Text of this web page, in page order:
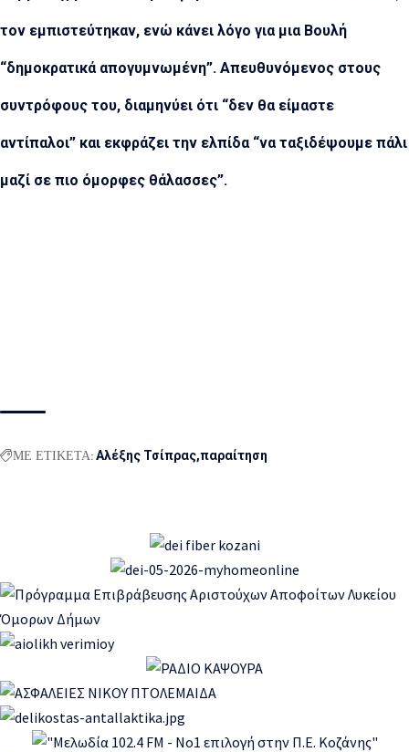
τον εμπιστεύτηκαν, ενώ κάνει λόγο για μια Βουλή
“δημοκρατικά απογυμνωμένη”. Απευθυνόμενος στους
συντρόφους του, διαμηνύει ότι “δεν θα είμαστε
αντίπαλοι” και εκφράζει την ελπίδα “να ταξιδέψουμε πάλι
μαζί σε πιο όμορφες θάλασσες”.
ΜΕ ΕΤΙΚΕΤΑ:Αλέξης Τσίπρας παραίτηση